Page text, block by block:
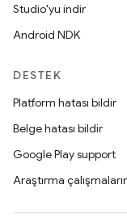
Studio'yu indir
Android NDK
DESTEK
Platform hatası bildir
Belge hatası bildir
Google Play support
Araştırma